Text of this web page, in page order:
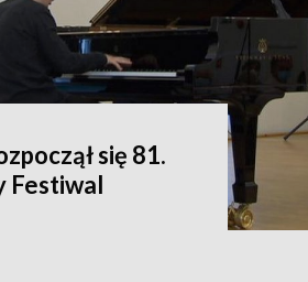
się 81.
Festiwal